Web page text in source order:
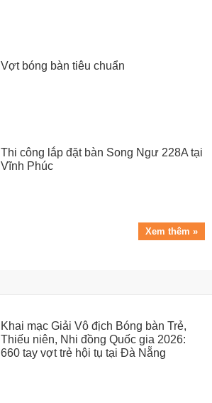
Vợt bóng bàn tiêu chuẩn
Thi công lắp đặt bàn Song Ngư 228A tại
Vĩnh Phúc
Xem thêm »
Khai mạc Giải Vô địch Bóng bàn Trẻ,
Thiếu niên, Nhi đồng Quốc gia 2026:
660 tay vợt trẻ hội tụ tại Đà Nẵng